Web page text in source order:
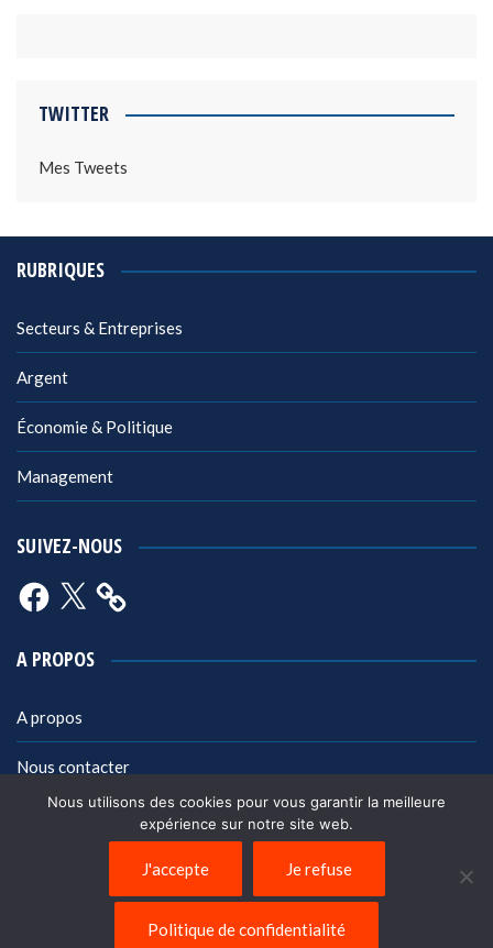
TWITTER
Mes Tweets
RUBRIQUES
Secteurs & Entreprises
Argent
Économie & Politique
Management
SUIVEZ-NOUS
Facebook
X
A PROPOS
A propos
Nous contacter
Politique de confidentialité
Nous utilisons des cookies pour vous garantir la meilleure
expérience sur notre site web.
J'accepte Je refuse
Politique de confidentialité